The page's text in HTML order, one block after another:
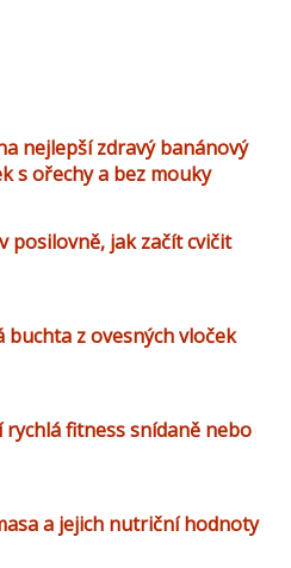
nejlepší zdravý banánový
s ořechy a bez mouky
posilovně, jak začít cvičit
buchta z ovesných vloček
rychlá fitness snídaně nebo
a jejich nutriční hodnoty